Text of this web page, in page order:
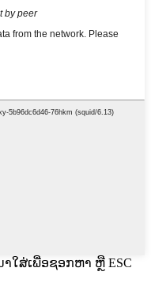
າໃສ່ເພື່ອຊອກຫາ ຫຼື ESC